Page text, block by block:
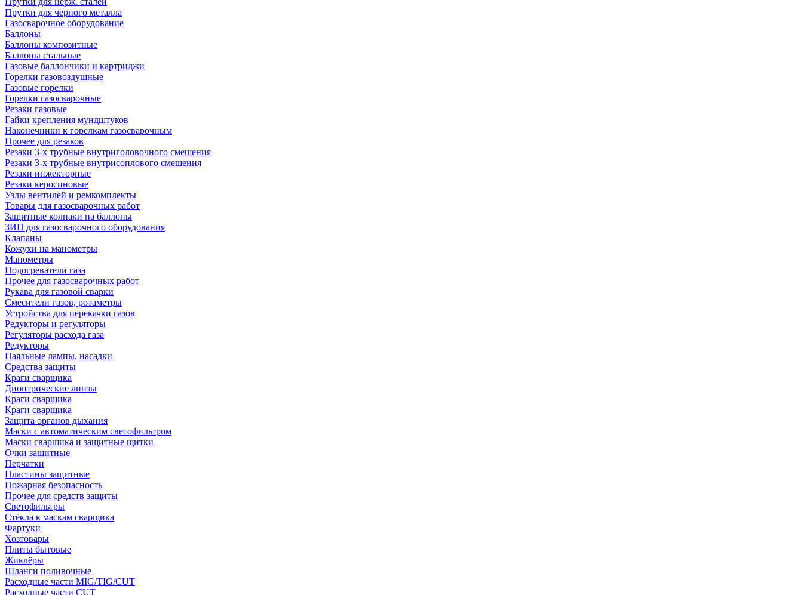
Прутки для черного металла
Газосварочное оборудование
Баллоны
Баллоны композитные
Баллоны стальные
Газовые баллончики и картриджи
Горелки газовоздушные
Газовые горелки
Горелки газосварочные
Резаки газовые
Гайки крепления мундштуков
Наконечники к горелкам газосварочным
Прочее для резаков
Резаки 3-х трубные внутриголовочного смешения
Резаки 3-х трубные внутрисоплового смешения
Резаки инжекторные
Резаки керосиновые
Узлы вентилей и ремкомплекты
Товары для газосварочных работ
Защитные колпаки на баллоны
ЗИП для газосварочного оборудования
Клапаны
Кожухи на манометры
Манометры
Подогреватели газа
Прочее для газосварочных работ
Рукава для газовой сварки
Смесители газов, ротаметры
Устройства для перекачки газов
Редукторы и регуляторы
Регуляторы расхода газа
Редукторы
Паяльные лампы, насадки
Средства защиты
Краги сварщика
Диоптрические линзы
Краги сварщика
Краги сварщика
Защита органов дыхания
Маски с автоматическим светофильтром
Маски сварщика и защитные щитки
Очки защитные
Перчатки
Пластины защитные
Пожарная безопасность
Прочее для средств защиты
Светофильтры
Стёкла к маскам сварщика
Фартуки
Хозтовары
Плиты бытовые
Жиклёры
Шланги поливочные
Расходные части MIG/TIG/CUT
Расходные части CUT